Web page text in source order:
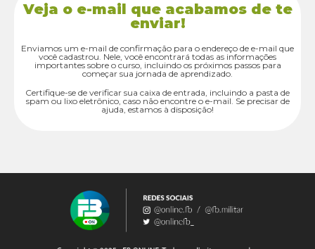
Veja o e-mail que acabamos de te
enviar!
Enviamos um e-mail de confirmação para o endereço de e-mail que
você cadastrou. Nele, você encontrará todas as informações
importantes sobre o curso, incluindo os próximos passos para
começar sua jornada de aprendizado.
Certifique-se de verificar sua caixa de entrada, incluindo a pasta de
spam ou lixo eletrônico, caso não encontre o e-mail. Se precisar de
ajuda, estamos à disposição!